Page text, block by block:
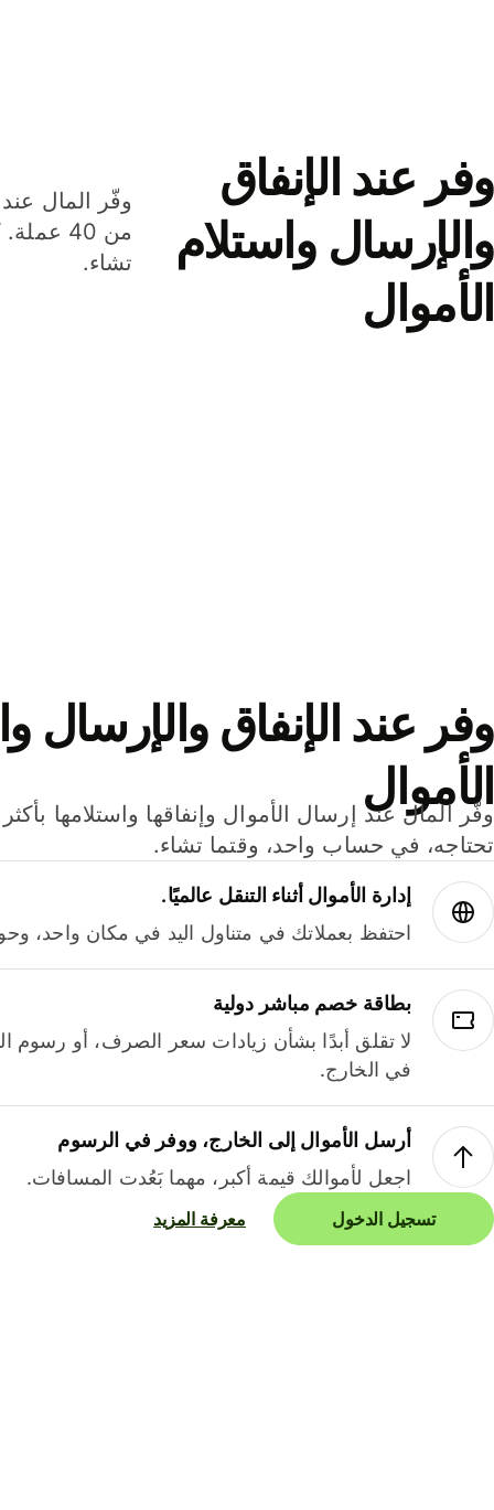
وفر عند الإنفاق
والإرسال واستلام
الأموال
وفّر المال عند
من 40
تشاء.
وفر عند الإنفاق والإرسال
الأموال
تحتاجه، في حساب واحد، وقتما تشاء.
إدارة الأموال أثناء التنقل عالميًا.
احتفظ بعملاتك في متناول اليد في مكان واحد،
بطاقة خصم مباشر دولية
لا تقلق أبدًا بشأن زيادات سعر الصرف، أو رسوم
في الخارج.
أرسل الأموال إلى الخارج، ووفر في الرسوم
اجعل لأموالك قيمة أكبر، مهما بَعُدت المسافات.
تسجيل الدخول معرفة المزيد